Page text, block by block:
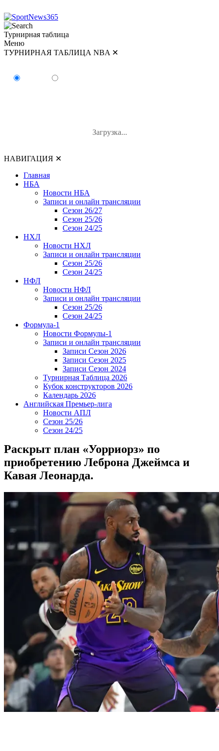
Турнирная таблица
Меню
ТУРНИРНАЯ ТАБЛИЦА NBA ✕
Загрузка...
НАВИГАЦИЯ ✕
Главная
НБА
Новости НБА
Записи и онлайн трансляции
Сезон 26/27
Сезон 25/26
Сезон 24/25
НХЛ
Новости НХЛ
Записи и онлайн трансляции
Сезон 25/26
Сезон 24/25
НФЛ
Новости НФЛ
Записи и онлайн трансляции
Сезон 25/26
Сезон 24/25
Формула-1
Новости Формулы-1
Записи и онлайн трансляции
Записи Сезон 2026
Записи Сезон 2025
Записи Сезон 2024
Турнирная Таблица 2026
Кубок конструкторов 2026
Календарь 2026
Английская Премьер-лига
Новости АПЛ
Сезон 25/26
Сезон 24/25
Раскрыт план «Уорриорз» по
приобретению Леброна Джеймса и
Кавая Леонарда.